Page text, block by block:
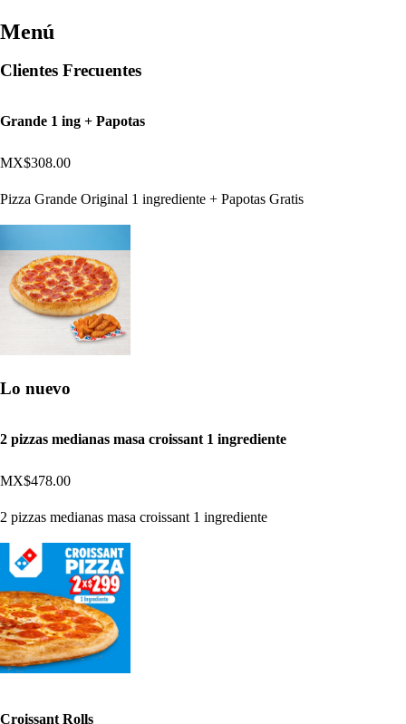
Menú
Clientes Frecuentes
Grande 1 ing + Papotas
MX$308.00
Pizza Grande Original 1 ingrediente + Papotas Gratis
Lo nuevo
2 pizzas medianas masa croissant 1 ingrediente
MX$478.00
2 pizzas medianas masa croissant 1 ingrediente
Croissant Rolls